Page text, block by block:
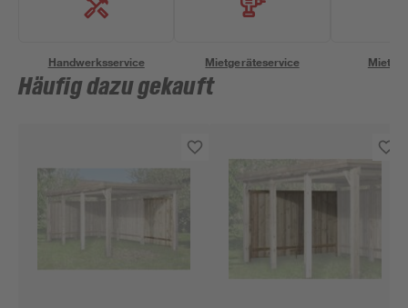
Handwerksservice Mietgeräteservice
Häufig dazu gekauft